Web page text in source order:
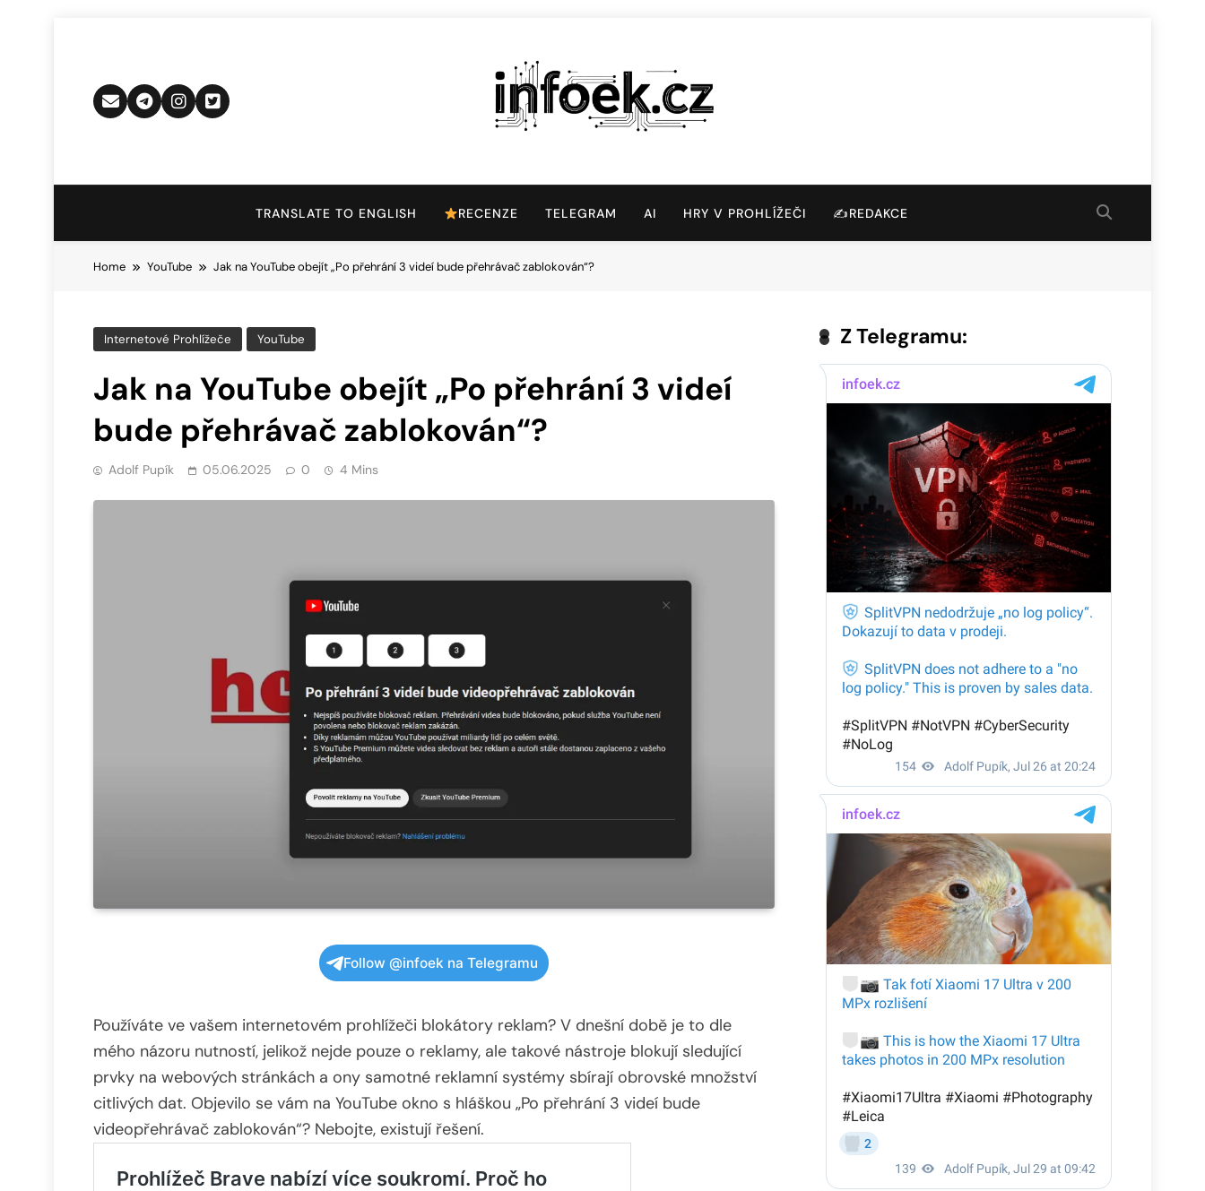
Infoek.cz
TRANSLATE TO ENGLISH RECENZE TELEGRAM AI HRY V PROHLÍŽEČI ✍️REDAKCE
Home YouTube Jak na YouTube obejít „Po přehrání 3 videí bude přehrávač zablokován“?
Internetové Prohlížeče YouTube
Jak na YouTube obejít „Po přehrání 3 videí
bude přehrávač zablokován“?
Adolf Pupík 05.06.2025 0 4 Mins
Follow @infoek na Telegramu
Používáte ve vašem internetovém prohlížeči blokátory reklam? V dnešní době je to dle
mého názoru nutností, jelikož nejde pouze o reklamy, ale takové nástroje blokují sledující
prvky na webových stránkách a ony samotné reklamní systémy sbírají obrovské množství
citlivých dat. Objevilo se vám na YouTube okno s hláškou „Po přehrání 3 videí bude
videopřehrávač zablokován“? Nebojte, existují řešení.
Z Telegramu: